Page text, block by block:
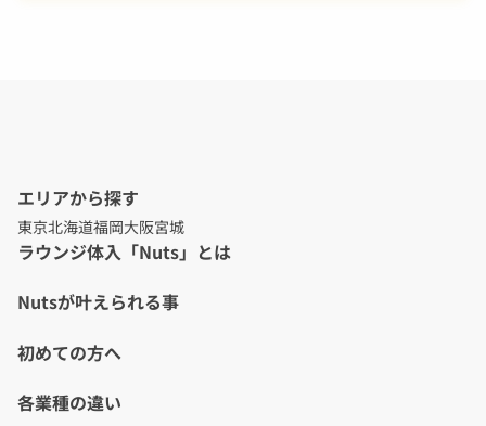
エリアから探す
東京北海道福岡大阪宮城
ラウンジ体入「Nuts」とは
Nutsが叶えられる事
初めての方へ
各業種の違い